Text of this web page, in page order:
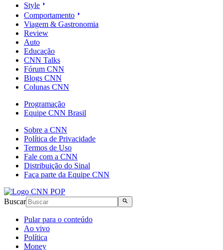
Style
Comportamento
Viagem & Gastronomia
Review
Auto
Educação
CNN Talks
Fórum CNN
Blogs CNN
Colunas CNN
Programação
Equipe CNN Brasil
Sobre a CNN
Política de Privacidade
Termos de Uso
Fale com a CNN
Distribuição do Sinal
Faça parte da Equipe CNN
Buscar
Pular para o conteúdo
Ao vivo
Política
Money